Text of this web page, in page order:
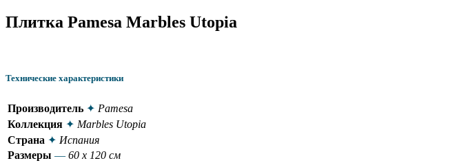
Плитка Pamesa Marbles Utopia
Технические характеристики
Производитель ✦ Pamesa
Коллекция ✦ Marbles Utopia
Страна ✦ Испания
Размеры — 60 x 120 см